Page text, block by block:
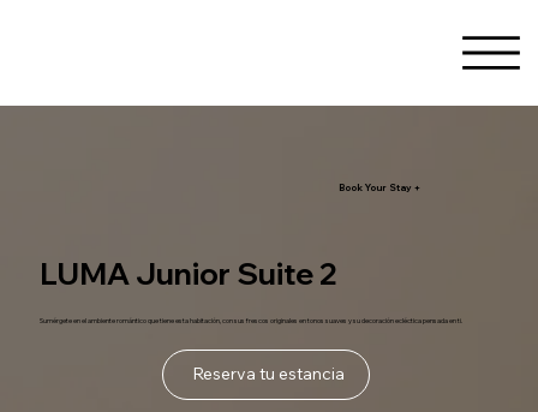
Book Your Stay +
LUMA Junior Suite 2
Sumérgete en el ambiente romántico que tiene esta habitación, con sus frescos originales en tonos suaves y su decoración ecléctica pensada en ti.
Reserva tu estancia